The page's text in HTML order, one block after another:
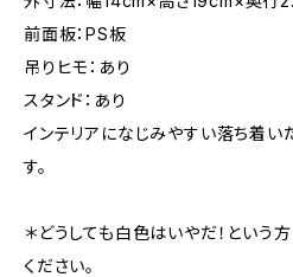
前面板：PS板
吊りヒモ：あり
スタンド：あり
インテリアになじみやすい落ち着
す。
＊どうしても白色はいやだ！という
ください。